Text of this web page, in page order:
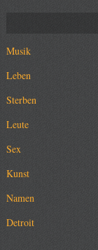
Musik
Leben
Sterben
Leute
Sex
Kunst
Namen
Detroit